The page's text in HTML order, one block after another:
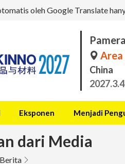
oleh Google Translate
Area
China
Eksponen Menjadi
dari Media